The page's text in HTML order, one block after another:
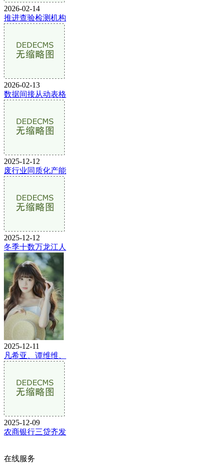
2026-02-14
推进查验检测机构
2026-02-13
数据间接从动表格
2025-12-12
废行业同质化产能
2025-12-12
冬季十数万龙江人
2025-12-11
凡希亚、谭维维、
2025-12-09
农商银行三贷齐发
在线服务